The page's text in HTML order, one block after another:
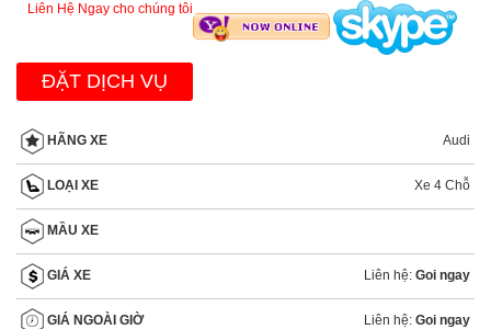
Liên Hệ Ngay cho chúng tôi
ĐẶT DỊCH VỤ
HÃNG XE Audi
LOẠI XE Xe 4 Chỗ
MẦU XE
GIÁ XE Liên hệ: Goi ngay
GIÁ NGOÀI GIỜ Liên hệ: Goi ngay